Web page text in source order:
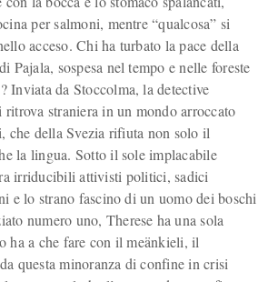
per salmoni, mentre “qualcosa” si
acceso. Chi ha turbato la pace della
Pajala, sospesa nel tempo e nelle foreste
Inviata da Stoccolma, la detective
ritrova straniera in un mondo arroccato
che della Svezia rifiuta non solo il
la lingua. Sotto il sole implacabile
irriducibili attivisti politici, sadici
e lo strano fascino di un uomo dei boschi
numero uno, Therese ha una sola
ha a che fare con il meänkieli, il
questa minoranza di confine in crisi